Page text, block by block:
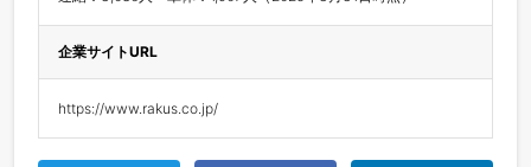
企業サイトURL
https://www.rakus.co.jp/